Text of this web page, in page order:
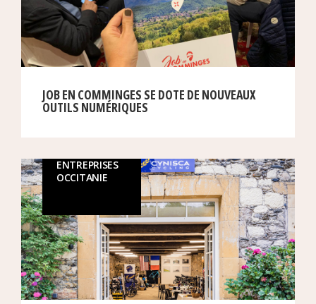
JOB EN COMMINGES SE DOTE DE NOUVEAUX
OUTILS NUMÉRIQUES
ENTREPRISES
OCCITANIE